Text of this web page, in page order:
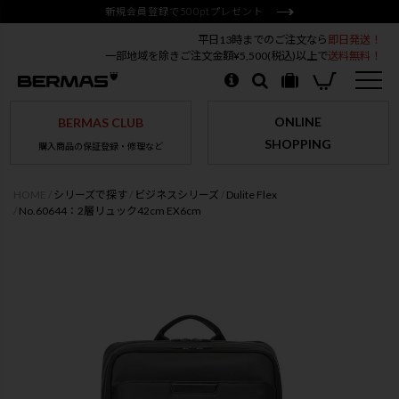
新規会員登録で500ptプレゼント
平日13時までのご注文なら 即日発送！
一部地域を除きご注文金額¥5,500(税込)以上で送料無料！
BERMAS CLUB
購入商品の保証登録・修理など
ONLINE
SHOPPING
シリーズで探す ビジネスシリーズ
Dulite Flex
No.60644：2層リュック42cm EX6cm